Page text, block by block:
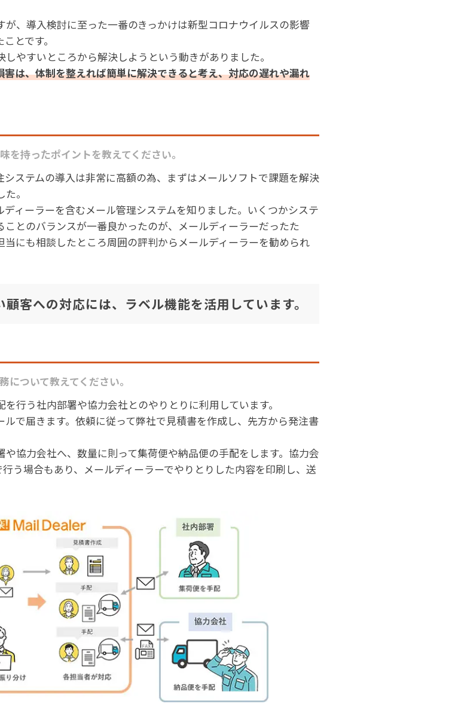
、導入検討に至った一番のきっかけは新型コロナウイルスの影響
とです。
やすいところから解決しようという動きがありました。
は、体制を整えれば簡単に解決できると考え、対応の遅れや漏れ
を持ったポイントを教えてください。
ステムの導入は非常に高額の為、まずはメールソフトで課題を解決
。
ィーラーを含むメール管理システムを知りました。いくつかシステ
とのバランスが一番良かったのが、メールディーラーだったた
にも相談したところ周囲の評判からメールディーラーを勧められ
客への対応には、ラベル機能を活用しています。
について教えてください。
行う社内部署や協力会社とのやりとりに利用しています。
で届きます。依頼に従って弊社で見積書を作成し、先方から発注書
協力会社へ、数量に則って集荷便や納品便の手配をします。協力会
う場合もあり、メールディーラーでやりとりした内容を印刷し、送